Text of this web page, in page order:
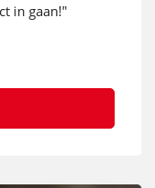
in gaan!"